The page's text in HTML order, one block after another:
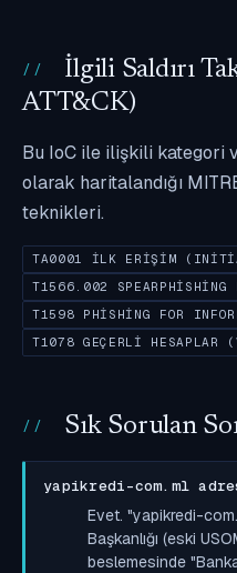
İlgili Saldırı
ATT&CK)
Bu IoC ile ilişkili kategori
olarak haritalandığı
teknikleri.
TA0001 İLK ERIŞIM
T1566.002 SPEARPHISHING
T1598 PHISHING FOR
T1078 GEÇERLI HESAPLAR
Sık Sorulan
yapikredi-com.ml
Evet. "yapikredi-
Başkanlığı (eski
beslemesinde